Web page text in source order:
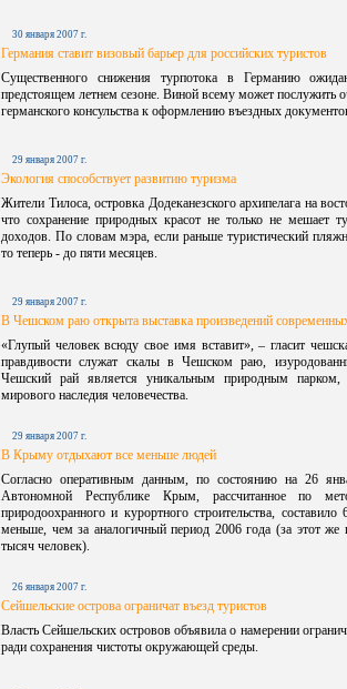
30 января 2007 г.
Германия ставит визовый барьер для российских туристов
Существенного снижения турпотока в Германию
предстоящем летнем сезоне. Виной всему может послужить
германского консульства к оформлению въездных
29 января 2007 г.
Экология способствует развитию туризма
Жители Тилоса, островка Додеканезского архипелага на
что сохранение природных красот не только не мешает
доходов. По словам мэра, если раньше туристический
то теперь - до пяти месяцев.
29 января 2007 г.
B Чешском раю открыта выставка произведений
«Глупый человек всюду свое имя вставит», – гласит
правдивости служат скалы в Чешском раю,
Чешский рай является уникальным природным
мирового наследия человечества.
29 января 2007 г.
В Крыму отдыхают все меньше людей
Согласно оперативным данным, по состоянию на 26
Автономной Республике Крым, рассчитанное по
природоохранного и курортного строительства,
меньше, чем за аналогичный период 2006 года (за этот же
тысяч человек).
26 января 2007 г.
Сейшельские острова ограничат въезд туристов
Власть Сейшельских островов объявила о намерении
ради сохранения чистоты окружающей среды.